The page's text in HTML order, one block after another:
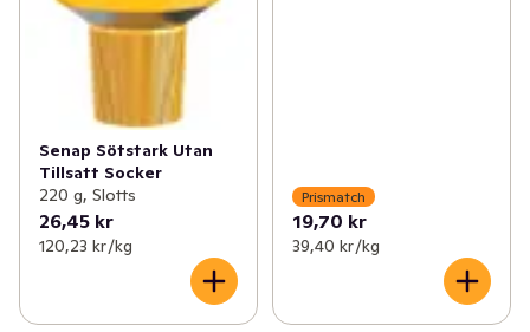
Senap Sötstark Utan
Tillsatt Socker
220 g, Slotts
26,45 kr
120,23 kr /kg
Prismatch
19,70 kr
39,40 kr /kg